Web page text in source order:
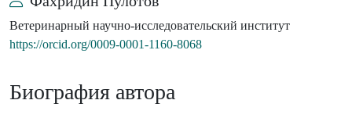
Ветеринарный научно-исследовательский институт
https://orcid.org/0009-0001-1160-8068
Биография автора